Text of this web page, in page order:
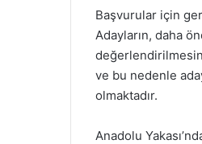
Başvurular için
Adayların, daha
ve bu nedenle
olmaktadır.
Anadolu